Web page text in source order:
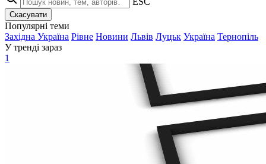
Скасувати
Популярні теми
Західна Україна Рівне Новини Львів Луцьк Україна Тернопіль
У тренді зараз
1